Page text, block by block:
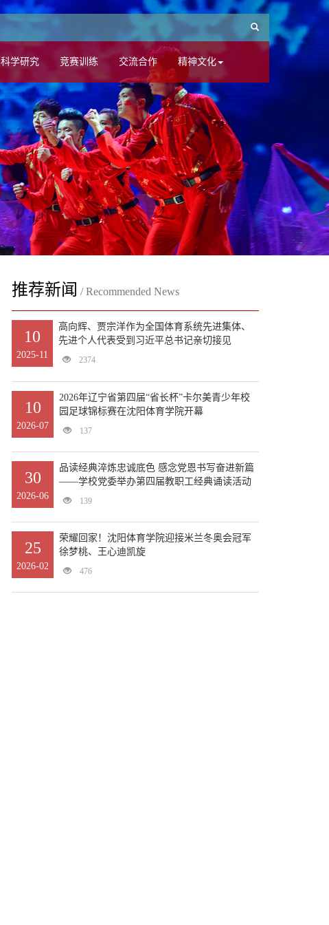
科学研究 竞赛训练 交流合作 精神文化
推荐新闻 / Recommended News
10
2025-11
高向辉、贾宗洋作为全国体育系统先进集体、
先进个人代表受到习近平总书记亲切接见
2374
10
2026-07
2026年辽宁省第四届“省长杯”卡尔美青少年校
园足球锦标赛在沈阳体育学院开幕
137
30
2026-06
品读经典淬炼忠诚底色 感念党恩书写奋进新篇
——学校党委举办第四届教职工经典诵读活动
139
25
2026-02
荣耀回家！沈阳体育学院迎接米兰冬奥会冠军
徐梦桃、王心迪凯旋
476